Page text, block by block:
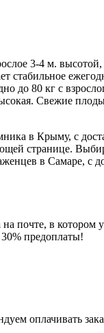
3-4 м.
стабильное
до 80 кг с
Свежие
в Крыму, с
странице.
в Самаре, с
почте, в котором
предоплаты!
оплачивать